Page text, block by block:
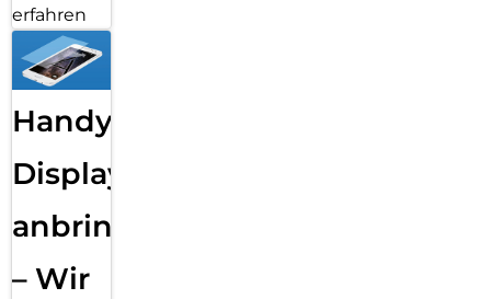
erfahren
Handy
Displayfolie
anbringen
– Wir